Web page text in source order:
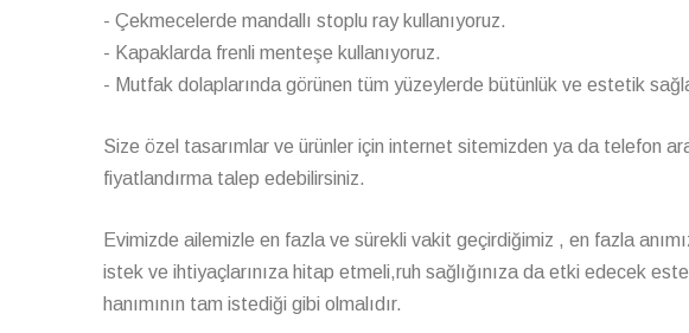
- Çekmecelerde mandallı stoplu ray kullanıyoruz.
- Kapaklarda frenli menteşe kullanıyoruz.
- Mutfak dolaplarında görünen tüm yüzeylerde bütünlük ve estetik
Size özel tasarımlar ve ürünler için internet sitemizden ya da telefon
fiyatlandırma talep edebilirsiniz.
Evimizde ailemizle en fazla ve sürekli vakit geçirdiğimiz , en fazla
istek ve ihtiyaçlarınıza hitap etmeli,ruh sağlığınıza da etki edecek
hanımının tam istediği gibi olmalıdır.